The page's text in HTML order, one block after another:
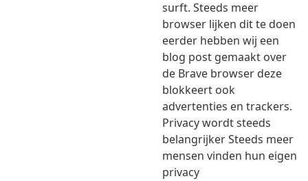
surft. Steeds meer
browser lijken dit te doen
eerder hebben wij een
blog post gemaakt over
de Brave browser deze
blokkeert ook
advertenties en trackers.
Privacy wordt steeds
belangrijker Steeds meer
mensen vinden hun eigen
privacy